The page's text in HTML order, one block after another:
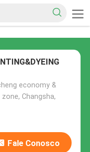
economy &
Changsha,
Fale Conosco